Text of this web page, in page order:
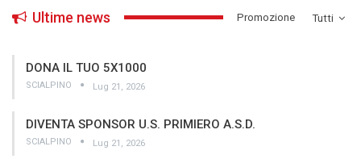
Tutti
Ultime news ­Promozione
DONA IL TUO 5X1000
SCIALPINO Lug 21, 2026
DIVENTA SPONSOR U.S. PRIMIERO A.S.D.
SCIALPINO Lug 21, 2026